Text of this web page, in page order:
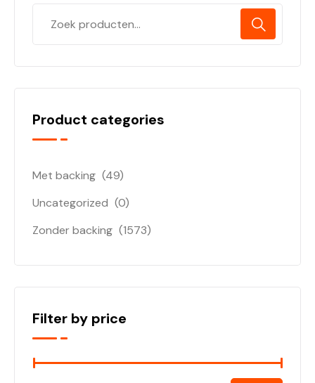
Product categories
Met backing (49)
Uncategorized (0)
Zonder backing (1573)
Filter by price